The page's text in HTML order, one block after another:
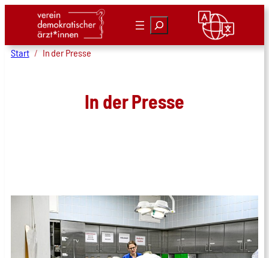
springen
Suchen
Start In der Presse
In der Presse